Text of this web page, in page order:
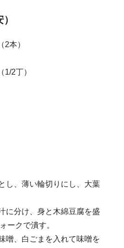
本）
2丁）
し、薄い輪切りにし、大葉
に分け、身と木綿豆腐を盛
ークで潰す。
噌、白ごまを入れて味噌を